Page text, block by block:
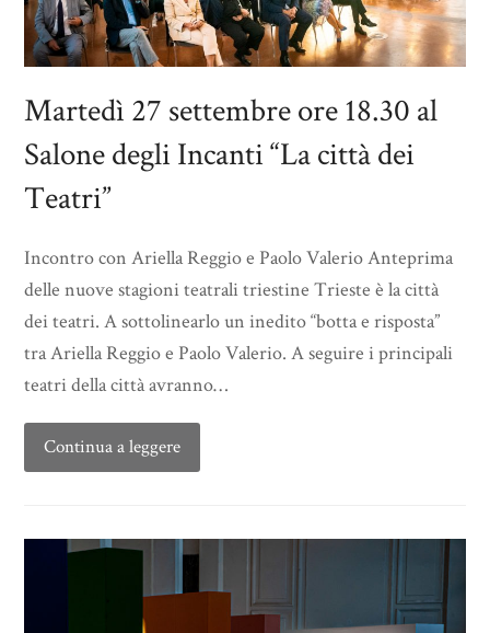
Martedì 27 settembre ore 18.30 al
Salone degli Incanti “La città dei
Teatri”
Incontro con Ariella Reggio e Paolo Valerio Anteprima
delle nuove stagioni teatrali triestine Trieste è la città
dei teatri. A sottolinearlo un inedito “botta e risposta”
tra Ariella Reggio e Paolo Valerio. A seguire i principali
teatri della città avranno…
Continua a leggere